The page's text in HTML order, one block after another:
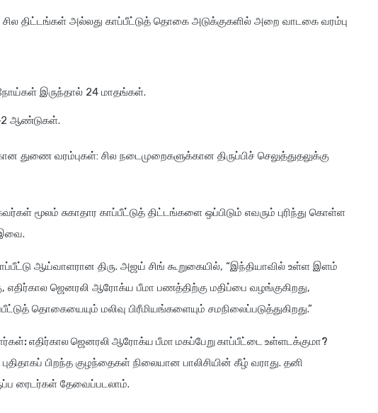
திட்டங்கள் அல்லது காப்பீட்டுத் தொகை அடுக்குகளில் அறை வாடகை வரம்பு
இருந்தால் 24 மாதங்கள்.
2 ஆண்டுகள்.
துணை வரம்புகள்: சில நடைமுறைகளுக்கான திருப்பிச் செலுத்துதலுக்கு
மூலம் சுகாதார காப்பீட்டுத் திட்டங்களை ஒப்பிடும் எவரும் புரிந்து கொள்ள
ஆய்வாளரான திரு. அஜய் சிங் கூறுகையில், “இந்தியாவில் உள்ள இளம்
எதிர்கால ஜெனரலி ஆரோக்ய பீமா பணத்திற்கு மதிப்பை வழங்குகிறது,
தொகையையும் மலிவு பிரீமியங்களையும் சமநிலைப்படுத்துகிறது.”
எதிர்கால ஜெனரலி ஆரோக்ய பீமா மகப்பேறு காப்பீட்டை உள்ளடக்குமா?
பிறந்த குழந்தைகள் நிலையான பாலிசியின் கீழ் வராது. தனி
ரைடர்கள் தேவைப்படலாம்.